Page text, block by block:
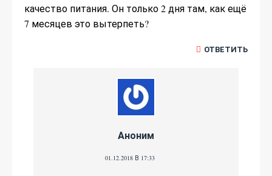
качество питания. Он только 2 дня там, как ещё
7 месяцев это вытерпеть?
ОТВЕТИТЬ
Аноним
01.12.2018 В 17:33